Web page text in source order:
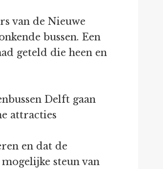
van de Nieuwe
bussen. Een
geteld die heen en
Delft gaan
attracties
en dat de
steun van